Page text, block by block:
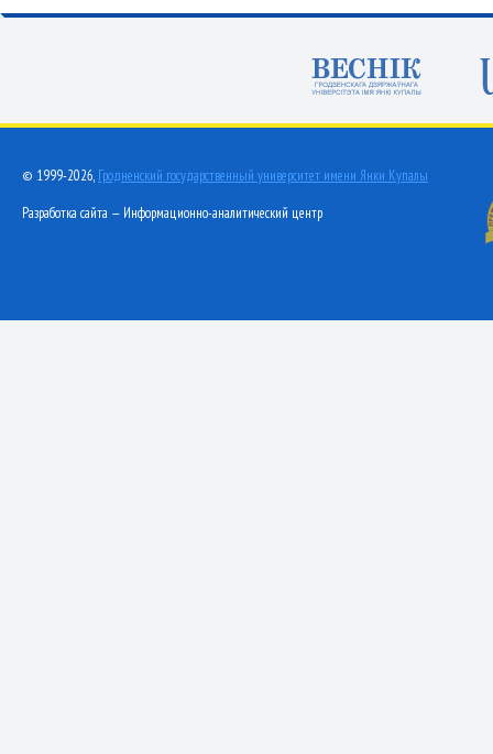
© 1999-2026, Гродненский государственный университет имени Янки Купалы
Разработка сайта — Информационно-аналитический центр